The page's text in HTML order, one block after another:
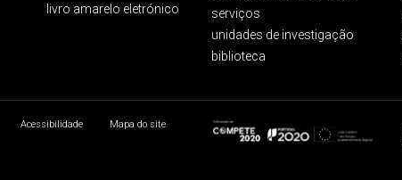
livro amarelo eletrónico
serviços
unidades de investigação
biblioteca
Acessibilidade
Mapa do site